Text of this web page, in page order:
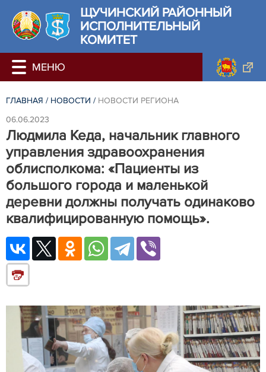
ЩУЧИНСКИЙ РАЙОННЫЙ
ИСПОЛНИТЕЛЬНЫЙ
КОМИТЕТ
ГЛАВНАЯ / НОВОСТИ / НОВОСТИ РЕГИОНА
06.06.2023
Людмила Кеда, начальник главного
управления здравоохранения
облисполкома: «Пациенты из
большого города и маленькой
деревни должны получать одинаково
квалифицированную помощь».